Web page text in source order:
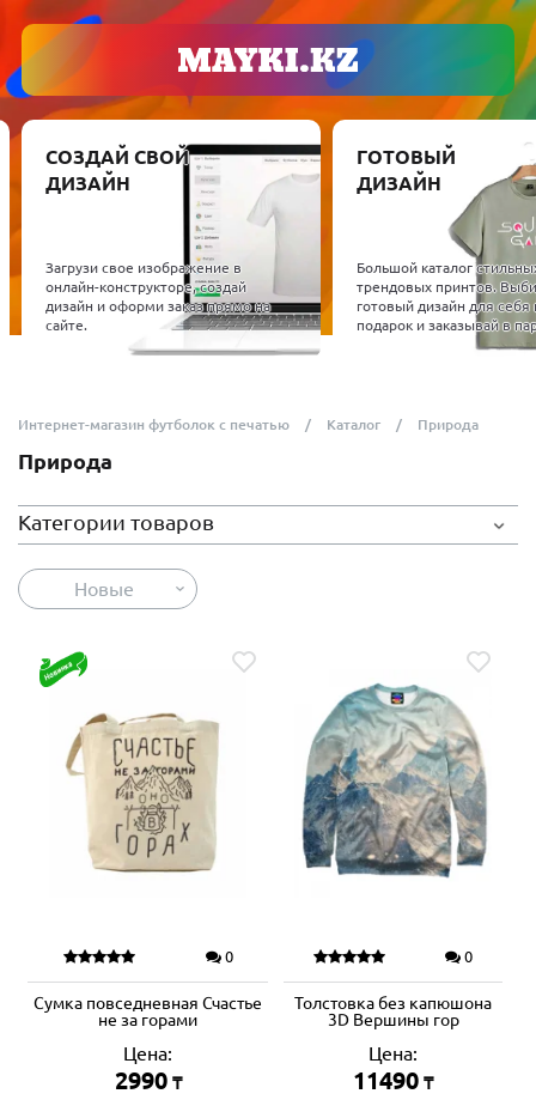
СОЗДАЙ СВОЙ
ДИЗАЙН
Загрузи свое изображение в
онлайн-конструкторе, создай
дизайн и оформи заказ прямо на
сайте.
ГОТОВЫЙ
ДИЗАЙН
Большой каталог
трендовых принтов.
готовый дизайн для себя
подарок и заказывай в
Интернет-магазин футболок с печатью Каталог Природа
Природа
Категории товаров
Новые
0
Сумка повседневная Счастье
не за горами
Цена:
2990 ₸
0
Толстовка без капюшона
3D Вершины гор
Цена:
11490 ₸